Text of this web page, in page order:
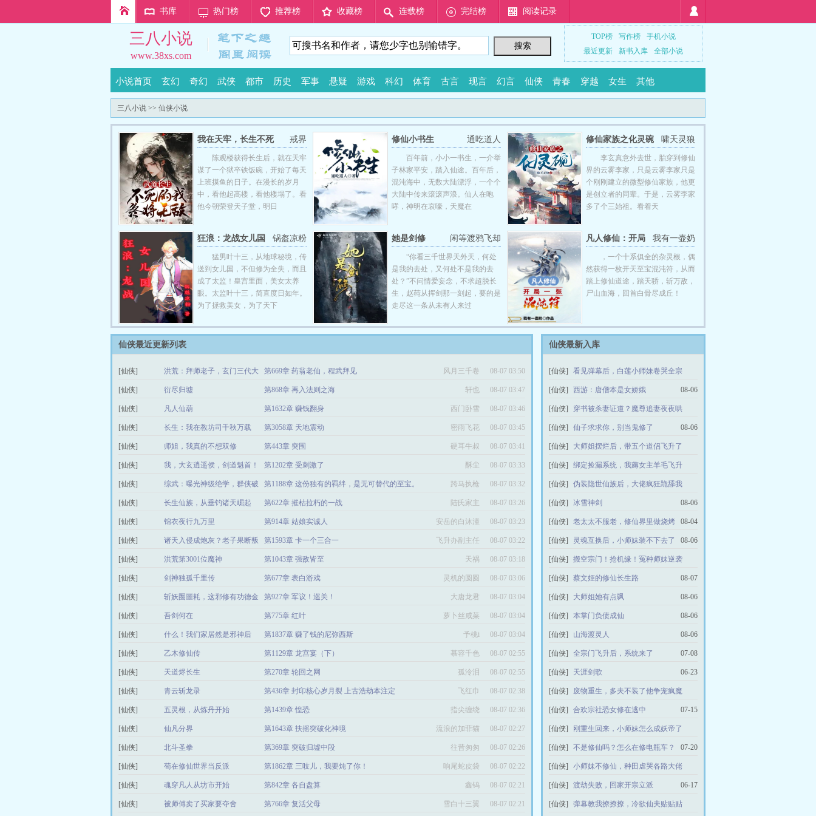
书库 热门榜 推荐榜 收藏榜 连载榜 完结榜 阅读记录
三八小说
www.38xs.com
TOP榜 写作榜
手机小说
最近更新
新书入库 全部小说
小说首页 玄幻 奇幻 武侠 都市 历史 军事 悬疑 游戏 科幻 体育 古言 现言 幻言 仙侠 青春 穿越 女生 其他
三八小说 >> 仙侠小说
戒界
我在天牢，长生不死
陈观楼获得长生后，就在天牢
谋了一个狱卒铁饭碗，开始了每天
上班摸鱼的日子。在漫长的岁月
中，看他起高楼，看他楼塌了。看
他今朝荣登天子堂，明日
通吃道人
修仙小书生
百年前，小小一书生，一介举
子林家平安，踏入仙途。百年后，
混沌海中，无数大陆漂浮，一个个
大陆中传来滚滚声浪。仙人在咆
哮，神明在哀嚎，天魔在
啸天灵狼
修仙家族之化灵碗
李玄真意外去世，胎穿到修仙
界的云雾李家，只是云雾李家只是
个刚刚建立的微型修仙家族，他更
是创立者的同辈。于是，云雾李家
多了个三始祖。看着天
锅盔凉粉
狂浪：龙战女儿国
猛男叶十三，从地球秘境，传
送到女儿国，不但修为全失，而且
成了太监！皇宫里面，美女太养
眼。太监叶十三，简直度日如年。
为了拯救美女，为了天下
闲等渡鸦飞却
她是剑修
“你看三千世界天外天，何处
是我的去处，又何处不是我的去
处？”不问情爱妄念，不求超脱长
生，赵莼从挥剑那一刻起，要的是
走尽这一条从未有人来过
我有一壶奶
凡人修仙：开局
一张混沌符
，一个十系俱全的杂灵根，偶
然获得一枚开天至宝混沌符，从而
踏上修仙道途，踏天骄，斩万敌，
尸山血海，回首白骨尽成丘！
仙侠最近更新列表
[仙侠]
洪荒：拜师老子，玄门三代大
师兄
第669章 药翁老仙，程武拜见 风月三千卷 08-07 03:50
[仙侠] 衍尽归墟 第868章 再入法则之海 轩也 08-07 03:47
[仙侠] 凡人仙葫 第1632章 赚钱翻身 西门卧雪 08-07 03:46
[仙侠] 长生：我在教坊司千秋万载 第3058章 天地震动 密雨飞花 08-07 03:45
[仙侠] 师姐，我真的不想双修 第443章 突围 硬耳牛叔 08-07 03:41
[仙侠] 我，大玄逍遥侯，剑道魁首！ 第1202章 受刺激了 酥尘 08-07 03:33
[仙侠]
综武：曝光神级绝学，群侠破
防了
第1188章 这份独有的羁绊，是无可替代的至宝。 跨马执枪 08-07 03:32
[仙侠] 长生仙族，从垂钓诸天崛起 第622章 摧枯拉朽的一战 陆氏家主 08-07 03:26
[仙侠] 锦衣夜行九万里 第914章 姑娘实诚人 安岳的白沐潼 08-07 03:23
[仙侠]
诸天入侵成炮灰？老子果断叛
变！
第1593章 卡一个三合一 飞升办副主任 08-07 03:22
[仙侠] 洪荒第3001位魔神 第1043章 强敌皆至 天祸 08-07 03:18
[仙侠] 剑神独孤千里传 第677章 表白游戏 灵机的圆圆 08-07 03:06
[仙侠]
斩妖圈噩耗，这邪修有功德金
轮！
第927章 军议！巡关！ 大唐龙君 08-07 03:04
[仙侠] 吾剑何在 第775章 红叶 萝卜丝咸菜 08-07 03:04
[仙侠]
什么！我们家居然是邪神后
裔？
第1837章 赚了钱的尼弥西斯 予桃i 08-07 03:04
[仙侠] 乙木修仙传 第1129章 龙宫宴（下） 慕容千色 08-07 02:55
[仙侠] 天道烬长生 第270章 轮回之网 孤泠泪 08-07 02:55
[仙侠] 青云斩龙录 第436章 封印核心岁月裂 上古浩劫本注定 飞红巾 08-07 02:38
[仙侠] 五灵根，从炼丹开始 第1439章 惶恐 指尖缠绕 08-07 02:36
[仙侠] 仙凡分界 第1643章 扶摇突破化神境 流浪的加菲猫 08-07 02:27
[仙侠] 北斗圣拳 第369章 突破归墟中段 往昔匆匆 08-07 02:26
[仙侠] 苟在修仙世界当反派 第1862章 三吱儿，我要炖了你！ 响尾蛇皮袋 08-07 02:22
[仙侠] 魂穿凡人从坊市开始 第842章 各自盘算 鑫钨 08-07 02:21
[仙侠] 被师傅卖了买家要夺舍 第766章 复活父母 雪白十三翼 08-07 02:21
仙侠最新入库
[仙侠]
看见弹幕后，白莲小师妹卷哭全宗
08-06
[仙侠] 西游：唐僧本是女娇娥 08-06
[仙侠]
穿书被杀妻证道？魔尊追妻夜夜哄
08-06
[仙侠] 仙子求求你，别当鬼修了 08-06
[仙侠]
大师姐摆烂后，带五个道侣飞升了
[仙侠]
绑定捡漏系统，我薅女主羊毛飞升
08-07
[仙侠]
伪装隐世仙族后，大佬疯狂跪舔我
08-06
[仙侠] 冰雪神剑 08-06
[仙侠] 老太太不服老，修仙界里做烧烤 08-04
[仙侠] 灵魂互换后，小师妹装不下去了 08-06
[仙侠]
搬空宗门！抢机缘！冤种师妹逆袭
08-06
[仙侠] 蔡文姬的修仙长生路 08-07
[仙侠] 大师姐她有点飒 08-06
[仙侠] 本掌门负债成仙 08-06
[仙侠] 山海渡灵人 08-06
[仙侠] 全宗门飞升后，系统来了 07-08
[仙侠] 天涯剑歌 06-23
[仙侠]
废物重生，多夫不装了他争宠疯魔
08-06
[仙侠] 合欢宗社恐女修在逃中 07-15
[仙侠]
刚重生回来，小师妹怎么成妖帝了
07-03
[仙侠] 不是修仙吗？怎么在修电瓶车？ 07-20
[仙侠]
小师妹不修仙，种田虐哭各路大佬
06-30
[仙侠] 渡劫失败，回家开宗立派 06-17
[仙侠]
弹幕教我撩撩撩，冷欲仙夫贴贴贴